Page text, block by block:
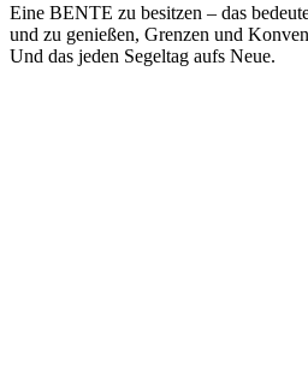
Eine BENTE zu besitzen – das
und zu genießen, Grenzen und
Und das jeden Segeltag aufs Neue.